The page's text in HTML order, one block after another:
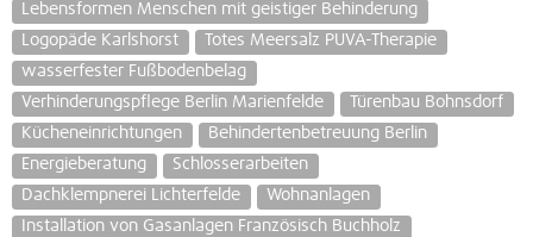
Lebensformen Menschen mit geistiger Behinderung
Logopäde Karlshorst
Totes Meersalz PUVA-Therapie
wasserfester Fußbodenbelag
Verhinderungspflege Berlin Marienfelde
Türenbau Bohnsdorf
Kücheneinrichtungen
Behindertenbetreuung Berlin
Energieberatung
Schlosserarbeiten
Dachklempnerei Lichterfelde
Wohnanlagen
Installation von Gasanlagen Französisch Buchholz